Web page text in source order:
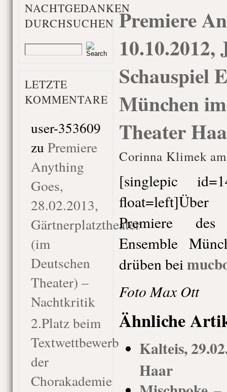
NACHTGEDANKEN
DURCHSUCHEN
LETZTE
KOMMENTARE
user-353609
zu Premiere
Anything
Goes,
28.02.2013,
Gärtnerplatztheater
(im
Deutschen
Theater) –
Nachtkritik
2.Platz beim
Textwettbewerb
der
Chorakademie
Premiere
10.10.2012,
Schauspiel
München
Theater
Corinna Klimek
[singlepic
Premiere des
Ensemble
drüben bei
Foto Max Ott
Ähnliche
Kalteis,
Haar